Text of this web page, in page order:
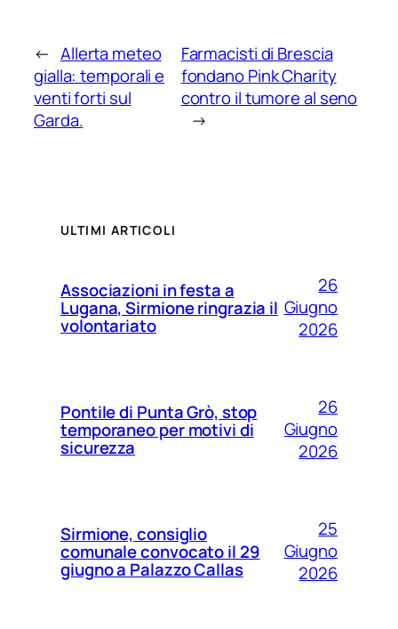
← Allerta meteo
gialla: temporali e
venti forti sul
Garda.
Farmacisti di Brescia
fondano Pink Charity
contro il tumore al seno
→
ULTIMI ARTICOLI
Associazioni in festa a
Lugana, Sirmione ringrazia il
volontariato
26
Giugno
2026
Pontile di Punta Grò, stop
temporaneo per motivi di
sicurezza
26
Giugno
2026
Sirmione, consiglio
comunale convocato il 29
giugno a Palazzo Callas
25
Giugno
2026